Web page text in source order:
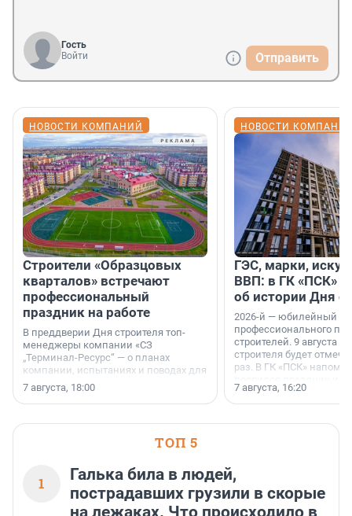
Гость
Войти
Отправить
НОВОСТИ КОМПАНИЙ
Строители «Образцовых
кварталов» встречают
профессиональный
праздник на работе
В преддверии Дня строителя топ-
менеджеры компании «СЗ
„Терминал-Ресурс“ — о планах
компании, испытаниях и поводах для
осторожного оптимизма.
7 августа, 18:00
НОВОСТИ
ГЭС, марки,
ВВП: в ГК «ПСК»
об истории Дня
2026-й — юбилейный
профессионального
строителей. 9 августа
строителя будет
раз. В ГК «ПСК»
поменялась роль
7 августа, 16:20
ТОП 5
1
Галька била в людей,
пострадавших грузили в скорые
на лежаках. Что происходило в